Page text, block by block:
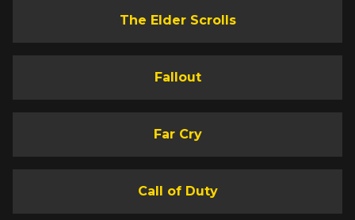
The Elder Scrolls
Fallout
Far Cry
Call of Duty